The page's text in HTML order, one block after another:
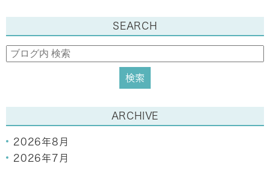
SEARCH
ARCHIVE
2026年8月
2026年7月